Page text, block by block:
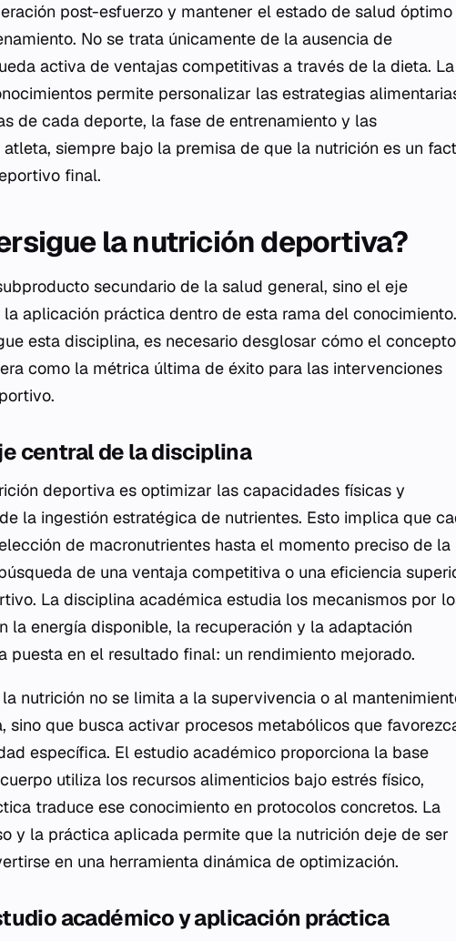
post-esfuerzo y mantener el estado de salud óptimo
No se trata únicamente de la ausencia de
activa de ventajas competitivas a través de la dieta. La
permite personalizar las estrategias
de cada deporte, la fase de entrenamiento y las
siempre bajo la premisa de que la nutrición es un
final.
la nutrición deportiva?
secundario de la salud general, sino el eje
aplicación práctica dentro de esta rama del conocimiento.
esta disciplina, es necesario desglosar cómo el concepto
como la métrica última de éxito para las intervenciones
central de la disciplina
deportiva es optimizar las capacidades físicas y
la ingestión estratégica de nutrientes. Esto implica que
de macronutrientes hasta el momento preciso de la
de una ventaja competitiva o una eficiencia
La disciplina académica estudia los mecanismos por
la energía disponible, la recuperación y la adaptación
puesta en el resultado final: un rendimiento mejorado.
nutrición no se limita a la supervivencia o al
que busca activar procesos metabólicos que
específica. El estudio académico proporciona la base
utiliza los recursos alimenticios bajo estrés físico,
traduce ese conocimiento en protocolos concretos. La
y la práctica aplicada permite que la nutrición deje de ser
en una herramienta dinámica de optimización.
académico y aplicación práctica